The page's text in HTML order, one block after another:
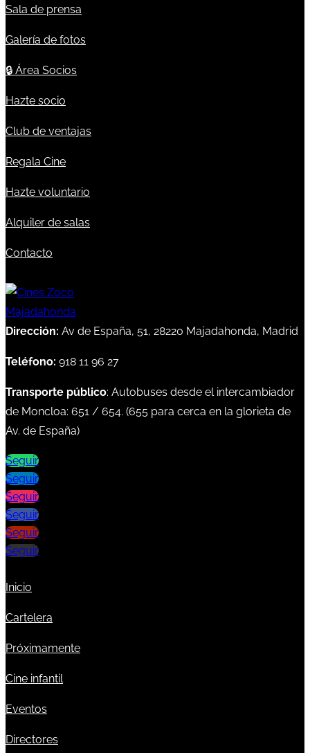
Sala de prensa
Galería de fotos
🔒 Área Socios
Hazte socio
Club de ventajas
Regala Cine
Hazte voluntario
Alquiler de salas
Contacto
Dirección: Av de España, 51, 28220 Majadahonda, Madrid
Teléfono: 918 11 96 27
Transporte público: Autobuses desde el intercambiador
de Moncloa: 651 / 654. (655 para cerca en la glorieta de
Av. de España)
Seguir
Seguir
Seguir
Seguir
Seguir
Seguir
Inicio
Cartelera
Próximamente
Cine infantil
Eventos
Directores